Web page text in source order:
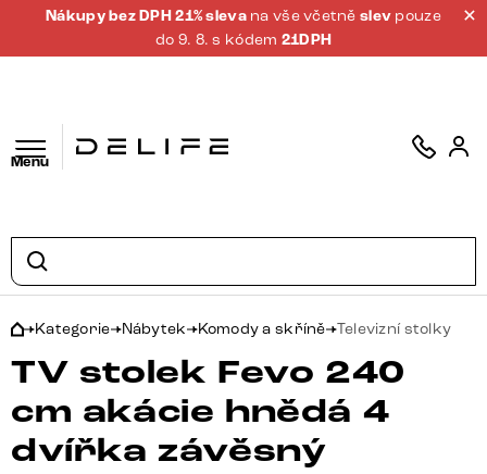
Nákupy bez DPH 21% sleva na vše včetněslev pouze
do 9. 8. s kódem 21DPH
Menu
Kategorie Nábytek Komody a skříně Televizní stolky
TV stolek Fevo 240
cm akácie hnědá 4
dvířka závěsný